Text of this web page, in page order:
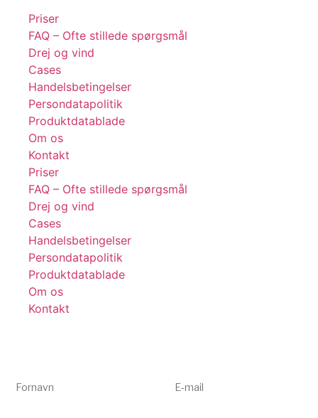
Priser
FAQ – Ofte stillede spørgsmål
Drej og vind
Cases
Handelsbetingelser
Persondatapolitik
Produktdatablade
Om os
Kontakt
Priser
FAQ – Ofte stillede spørgsmål
Drej og vind
Cases
Handelsbetingelser
Persondatapolitik
Produktdatablade
Om os
Kontakt